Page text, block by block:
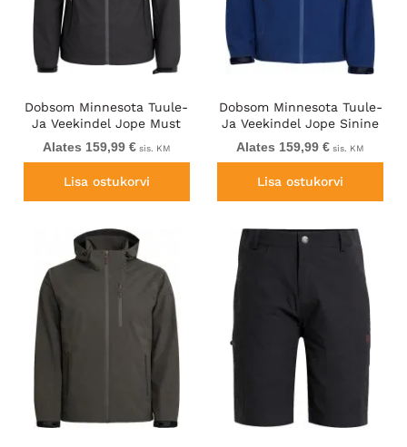
Dobsom Minnesota Tuule-
Ja Veekindel Jope Must
Alates 159,99 €sis. KM
Lisa ostukorvi
Dobsom Minnesota Tuule-
Ja Veekindel Jope Sinine
Alates 159,99 € sis. KM
Lisa ostukorvi